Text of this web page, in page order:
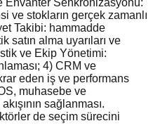
Envanter Senkronizasyonu:
ve stokların gerçek zamanlı
Takibi: hammadde
satın alma uyarıları ve
ve Ekip Yönetimi:
4) CRM ve
eden iş ve performans
muhasebe ve
sağlanması.
de seçim sürecini